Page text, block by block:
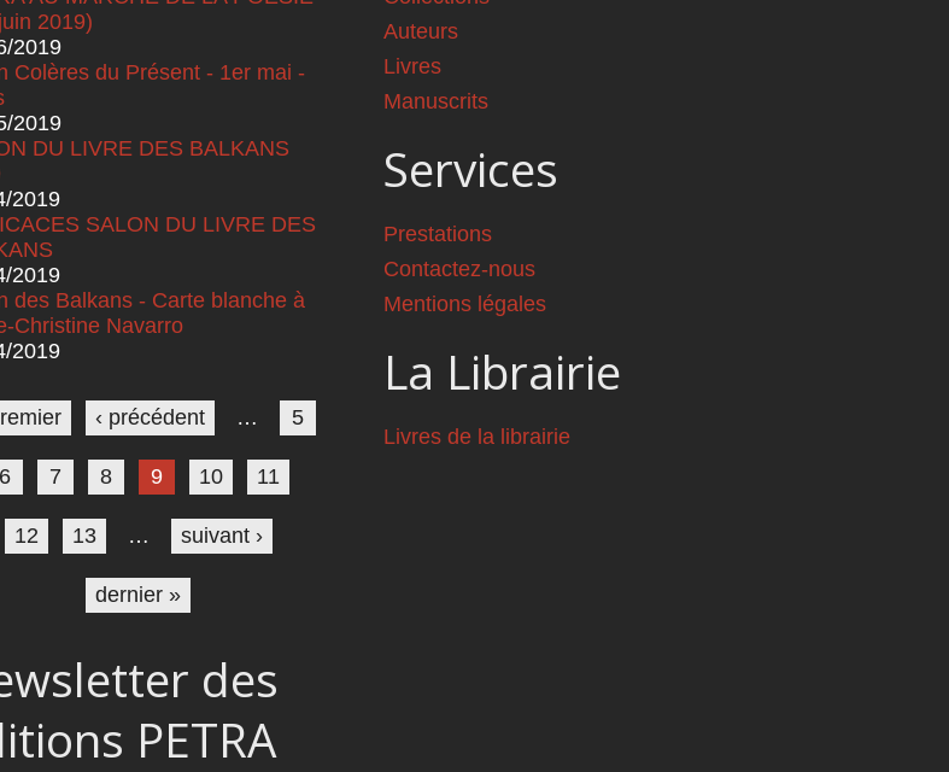
2019)
2019
Colères du Présent - 1er mai -
2019
DU LIVRE DES BALKANS
2019
SALON DU LIVRE DES
2019
des Balkans - Carte blanche à
Christine Navarro
2019
‹ précédent … 5
6 7 8 9 10 11
12 13 … suivant ›
dernier »
des
PETRA
Auteurs
Livres
Manuscrits
Services
Prestations
Contactez-nous
Mentions légales
La Librairie
Livres de la librairie